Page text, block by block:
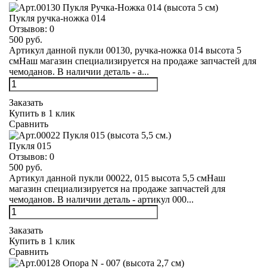
Пукля ручка-ножка 014
Отзывов: 0
500 руб.
Артикул данной пукли 00130, ручка-ножка 014 высота 5
смНаш магазин специализируется на продаже запчастей для
чемоданов. В наличии деталь - а...
Заказать
Купить в 1 клик
Сравнить
Пукля 015
Отзывов: 0
500 руб.
Артикул данной пукли 00022, 015 высота 5,5 смНаш
магазин специализируется на продаже запчастей для
чемоданов. В наличии деталь - артикул 000...
Заказать
Купить в 1 клик
Сравнить